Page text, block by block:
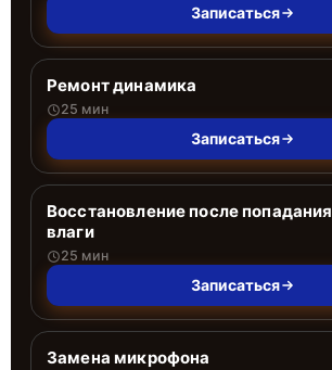
Записаться
Ремонт динамика
25 мин
Записаться
Восстановление после попадания
влаги
25 мин
Записаться
Замена микрофона